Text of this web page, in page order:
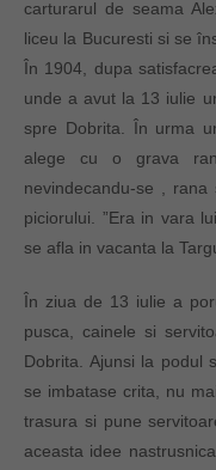
carturarul de seama
liceu la Bucuresti si se
În 1904, dupa
unde a avut la 13 iulie
spre Dobrita. În urma
alege cu o grava
nevindecandu-se ,
piciorului. ”Era in vara
se afla in vacanta la
În ziua de 13 iulie a
pusca, cainele si
Dobrita. Ajunsi la podul
se imbatase crita, nu
trasura si pune
aceasta idee